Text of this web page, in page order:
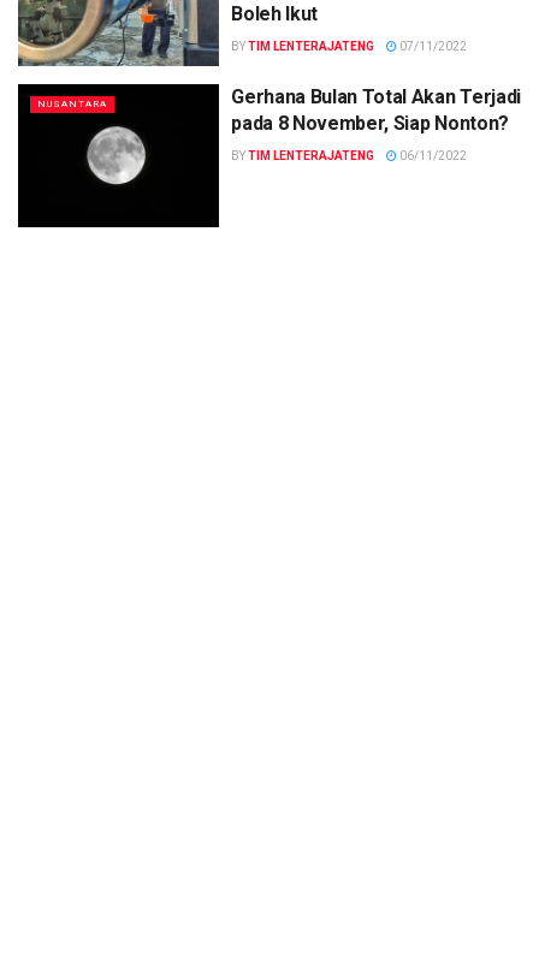
Boleh Ikut
BYTIM LENTERAJATENG 07/11/2022
NUSANTARA
Gerhana Bulan Total Akan Terjadi
pada 8 November, Siap Nonton?
BYTIM LENTERAJATENG 06/11/2022